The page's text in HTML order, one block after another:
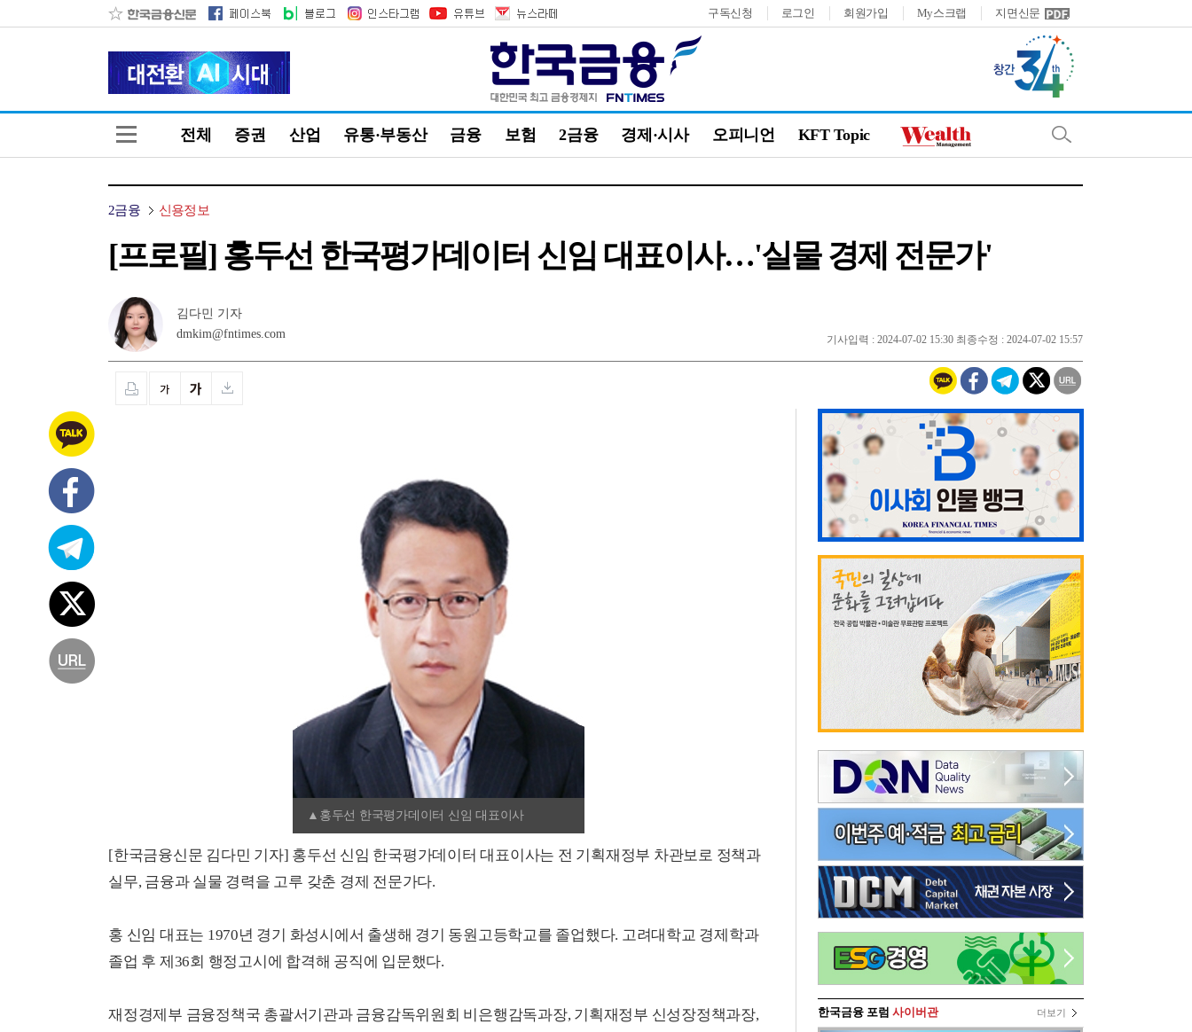
구독신청 로그인 회원가입 My스크랩 지면신문
전체 증권 산업 유통·부동산 금융 보험 2금융 경제·시사 오피니언 KFT Topic
2금융 신용정보
[프로필] 홍두선 한국평가데이터 신임 대표이사…'실물 경제 전문가'
김다민 기자
dmkim@fntimes.com
기사입력 : 2024-07-02 15:30 최종수정 : 2024-07-02 15:57
▲홍두선 한국평가데이터 신임 대표이사
[한국금융신문 김다민 기자] 홍두선 신임 한국평가데이터 대표이사는 전 기획재정부 차관보로 정책과
실무, 금융과 실물 경력을 고루 갖춘 경제 전문가다.
홍 신임 대표는 1970년 경기 화성시에서 출생해 경기 동원고등학교를 졸업했다. 고려대학교 경제학과
졸업 후 제36회 행정고시에 합격해 공직에 입문했다.
재정경제부 금융정책국 총괄서기관과 금융감독위원회 비은행감독과장, 기획재정부 신성장정책과장,
한국금융 포럼 사이버관 더보기